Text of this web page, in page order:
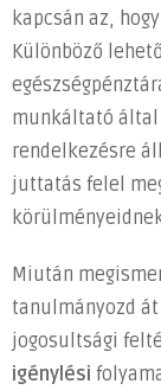
kapcsán az,
Különböző
munkáltató
rendelkezésre
juttatás felel
Miután
tanulmányozd
jogosultsági
igénylési